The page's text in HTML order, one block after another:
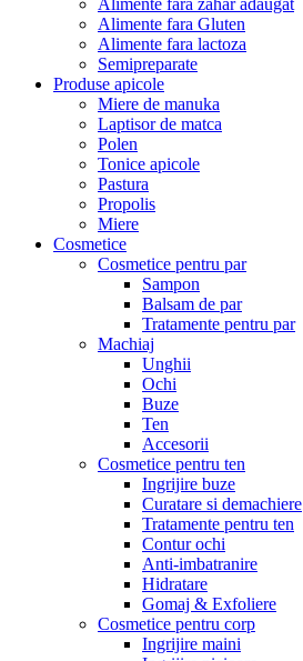
Alimente fara zahar adaugat
Alimente fara Gluten
Alimente fara lactoza
Semipreparate
Produse apicole
Miere de manuka
Laptisor de matca
Polen
Tonice apicole
Pastura
Propolis
Miere
Cosmetice
Cosmetice pentru par
Sampon
Balsam de par
Tratamente pentru par
Machiaj
Unghii
Ochi
Buze
Ten
Accesorii
Cosmetice pentru ten
Ingrijire buze
Curatare si demachiere
Tratamente pentru ten
Contur ochi
Anti-imbatranire
Hidratare
Gomaj & Exfoliere
Cosmetice pentru corp
Ingrijire maini